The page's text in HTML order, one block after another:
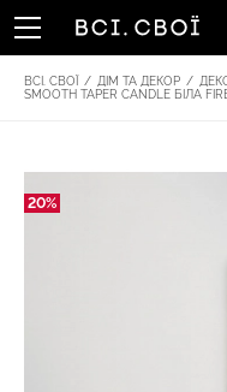
ВСІ. СВОЇ / ДІМ ТА ДЕКОР /
SMOOTH TAPER CANDLE БІЛА
20%